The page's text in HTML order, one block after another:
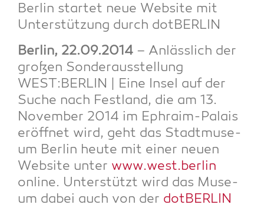
Ber­lin star­tet neue Web­site mit
Unter­stüt­zung durch dotBERLIN
Ber­lin, 22.09.2014 – Anläss­lich der
gro­ßen Son­der­aus­stel­lung
WEST:BERLIN | Eine Insel auf der
Suche nach Fest­land, die am 13.
Novem­ber 2014 im Ephra­im-Palais
eröff­net wird, geht das Stadt­mu­se­
um Ber­lin heu­te mit einer neu­en
Web­site unter www.west.berlin
online. Unter­stützt wird das Muse­
um dabei auch von der dot­BER­LIN